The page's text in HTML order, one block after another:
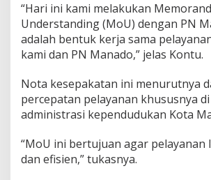
“Hari ini kami melakukan
Understanding (MoU) dengan PN
adalah bentuk kerja sama
kami dan PN Manado,” jelas Kontu.
Nota kesepakatan ini menurutnya
percepatan pelayanan khususnya
administrasi kependudukan Kota
“MoU ini bertujuan agar
dan efisien,” tukasnya.